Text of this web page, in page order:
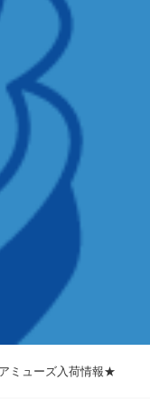
ミューズ入荷情報★